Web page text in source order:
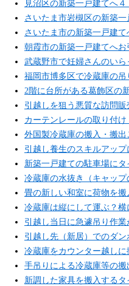
見沼区の新築一戸建てへ
さいたま市岩槻区の新築
さいたま市の新築一戸建て
朝霞市の新築一戸建てへお
武蔵野市で妊婦さんのい
福岡市博多区で冷蔵庫の吊
2階に台所がある葛飾区の
引越しを狙う悪質な訪問販
カーテンレールの取り付け
外国製冷蔵庫の搬入・搬出
引越し養生のスキルアッ
新築一戸建ての駐車場に
冷蔵庫の水抜き（キャップ
畳の新しい和室に荷物を
冷蔵庫は縦にして運ぶ？横
引越し当日に急遽吊り作
引越し先（新居）でのダ
冷蔵庫をカウンター越し
手吊りによる冷蔵庫等の搬
新調した家具を搬入するタ